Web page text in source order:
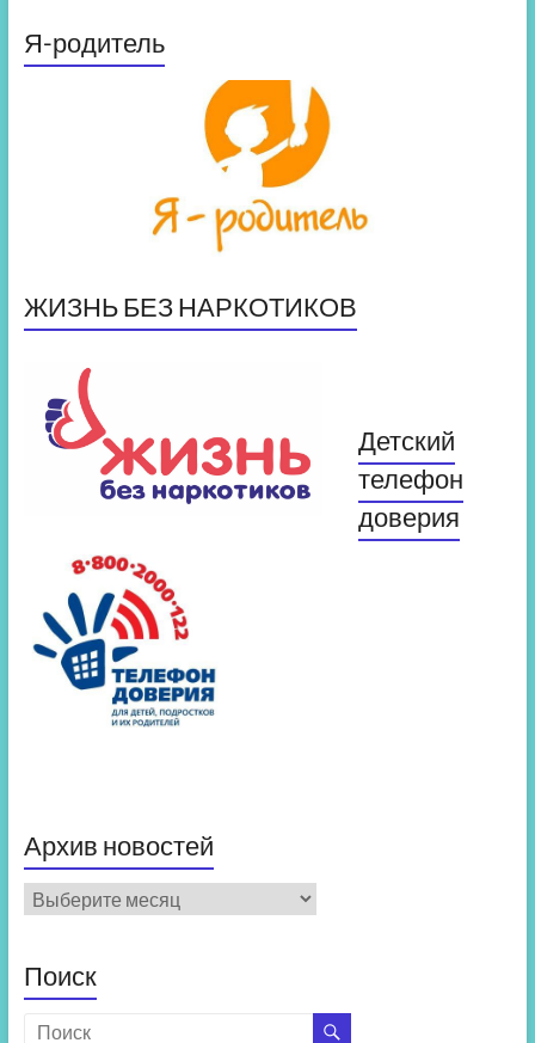
Я-родитель
ЖИЗНЬ БЕЗ НАРКОТИКОВ
Детский
телефон
доверия
Архив новостей
Архив
новостей
Поиск